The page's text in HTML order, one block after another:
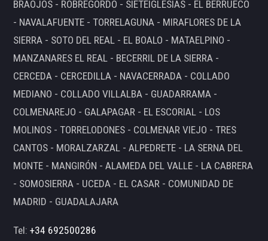
BRAOJOS - ROBREGORDO - SIETEIGLESIAS - EL BERRUECO
- NAVALAFUENTE - TORRELAGUNA - MIRAFLORES DE LA
SIERRA - SOTO DEL REAL - EL BOALO - MATAELPINO -
MANZANARES EL REAL - BECERRIL DE LA SIERRA -
CERCEDA - CERCEDILLA - NAVACERRADA - COLLADO
MEDIANO - COLLADO VILLALBA - GUADARRAMA -
COLMENAREJO - GALAPAGAR - EL ESCORIAL - LOS
MOLINOS - TORRELODONES - COLMENAR VIEJO - TRES
CANTOS - MORALZARZAL - ALPEDRETE - LA SERNA DEL
MONTE - MANGIRÓN - ALAMEDA DEL VALLE - LA CABRERA
- SOMOSIERRA - UCEDA - EL CASAR - COMUNIDAD DE
MADRID - GUADALAJARA
Tel:+34 692500286